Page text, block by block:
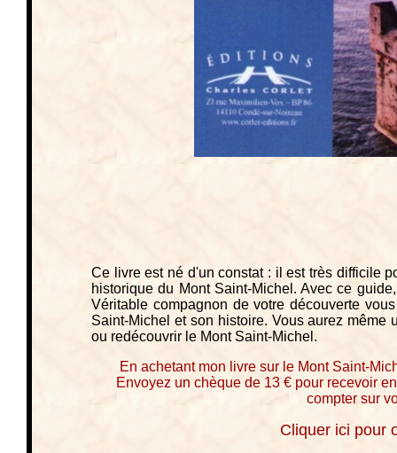
Ce livre est né d'un constat : il est très difficile
historique du Mont Saint-Michel. Avec ce
Véritable compagnon de votre découverte
Saint-Michel et son histoire. Vous aurez
ou redécouvrir le Mont Saint-Michel.
En achetant mon livre sur le Mont Saint-
Envoyez un chèque de 13 € pour recevoir
compter sur
Cliquer ici pour